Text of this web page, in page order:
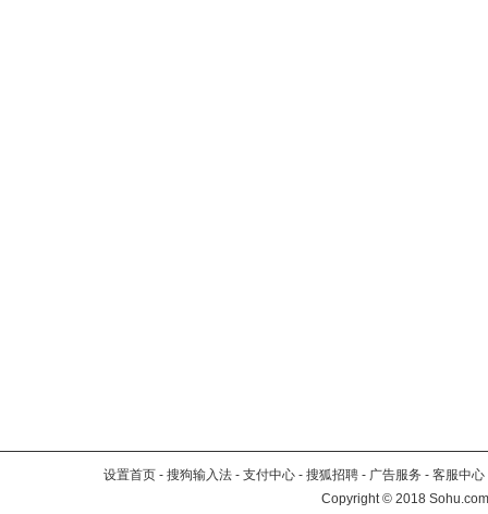
设置首页 - 搜狗输入法 - 支付中心 - 搜狐招聘 - 广告服务 - 客服中心
Copyright©2018